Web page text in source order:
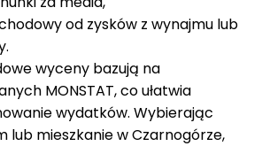
od zysków z wynajmu lub
wyceny bazują na
MONSTAT, co ułatwia
wydatków. Wybierając
lub mieszkanie w Czarnogórze,